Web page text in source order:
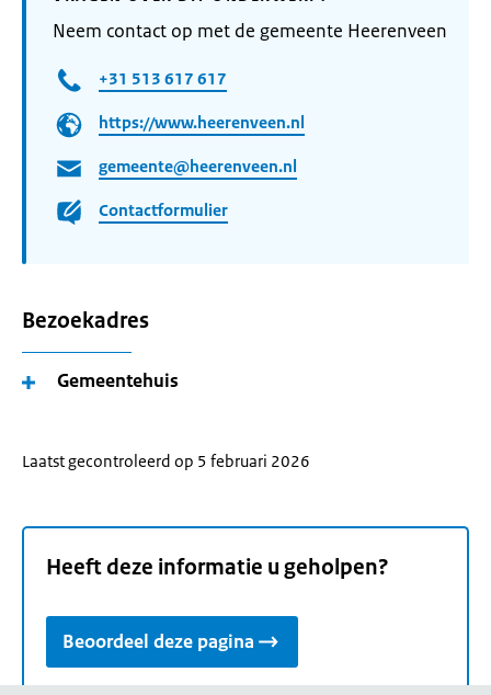
Neem contact op met de gemeente Heerenveen
+31 513 617 617
https://www.heerenveen.nl
gemeente@heerenveen.nl
Contactformulier
Bezoekadres
Gemeentehuis
Laatst gecontroleerd op 5 februari 2026
Heeft deze informatie u geholpen?
Beoordeel deze pagina